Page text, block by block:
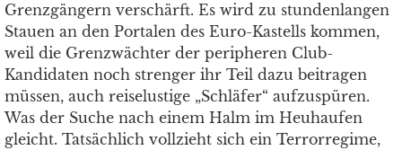
Grenzgängern verschärft. Es wird zu stundenlangen
Stauen an den Portalen des Euro-Kastells kommen,
weil die Grenzwächter der peripheren Club-
Kandidaten noch strenger ihr Teil dazu beitragen
müssen, auch reiselustige „Schläfer“ aufzuspüren.
Was der Suche nach einem Halm im Heuhaufen
gleicht. Tatsächlich vollzieht sich ein Terrorregime,